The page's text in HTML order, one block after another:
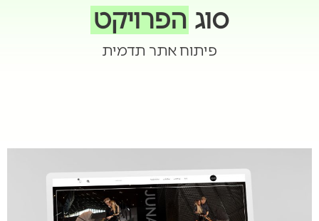
סוג הפרויקט
פיתוח אתר תדמית